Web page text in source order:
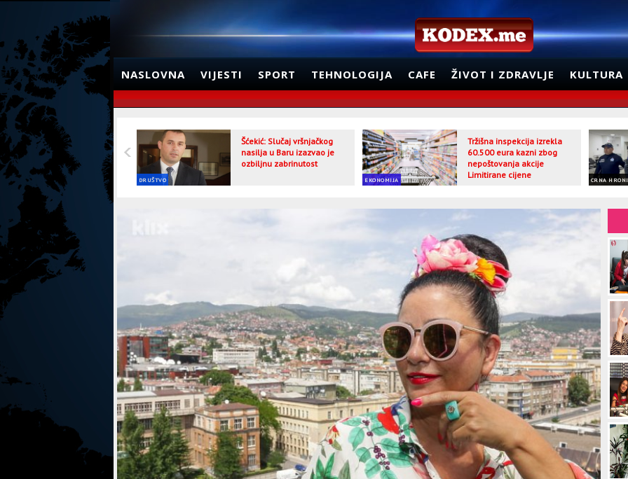
NASLOVNA VIJESTI SPORT TEHNOLOGIJA CAFE ŽIVOT I ZDRAVLJE KULTURA
DRUŠTVO
Šćekić: Slučaj vršnjačkog
nasilja u Baru izazvao je
ozbiljnu zabrinutost
EKONOMIJA
Tržišna inspekcija izrekla
60.500 eura kazni zbog
nepoštovanja akcije
Limitirane cijene
CRNA